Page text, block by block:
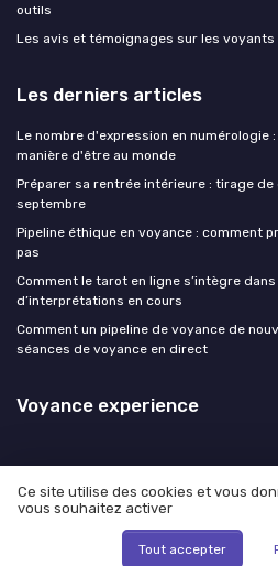
outils
Les avis et témoignages sur les voyants
Les derniers articles
Le nombre d'expression en numérologie
manière d'être au monde
Préparer sa rentrée intérieure : tirage
septembre
Pipeline éthique en voyance : comment
pas
Comment le tarot en ligne s’intègre
d’interprétations en cours
Comment un pipeline de voyance de
séances de voyance en direct
Voyance experience
Mentions légales
© Voyance
Ce site utilise des cookies et vous
vous souhaitez activer
Tout accepter